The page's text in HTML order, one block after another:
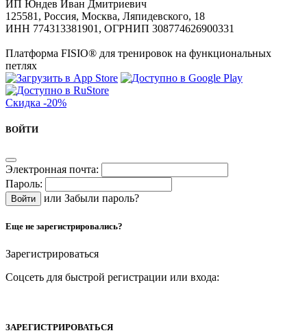
ИП Юндев Иван Дмитриевич
125581, Россия, Москва, Ляпидевского, 18
ИНН 774313381901, ОГРНИП 308774626900331
Платформа FISIO® для тренировок на функциональных
петлях
Скидка -20%
ВОЙТИ
Электронная почта:
Пароль:
или Забыли пароль?
Еще не зарегистрировались?
Зарегистрироваться
Соцсеть для быстрой регистрации или входа:
ЗАРЕГИСТРИРОВАТЬСЯ